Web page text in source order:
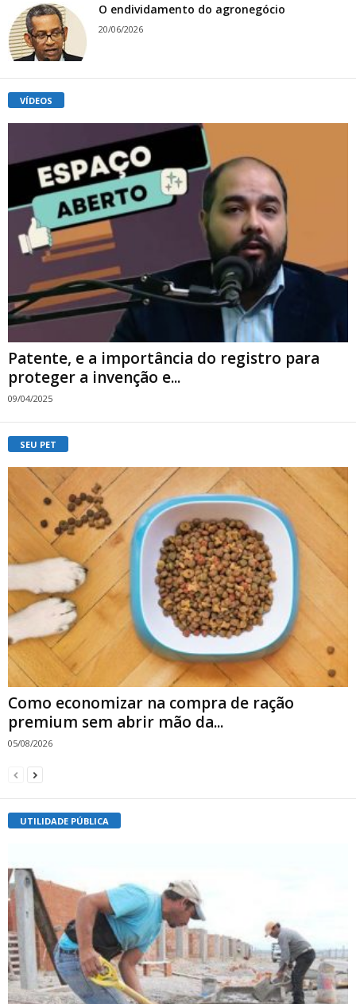
O endividamento do agronegócio
20/06/2026
VÍDEOS
Patente, e a importância do registro para
proteger a invenção e...
09/04/2025
SEU PET
Como economizar na compra de ração
premium sem abrir mão da...
05/08/2026
UTILIDADE PÚBLICA